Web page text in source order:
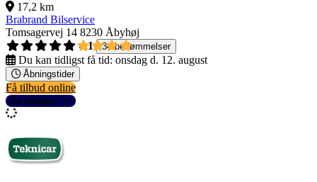
17,2 km
Brabrand Bilservice
Tomsagervej 14 8230 Åbyhøj
4,1
34 bedømmelser
Du kan tidligst få tid: onsdag d. 12. august
Åbningstider
Få tilbud online
Se detaljer